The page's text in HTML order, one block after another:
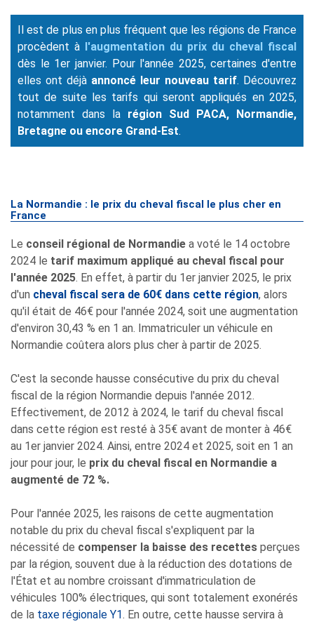
Il est de plus en plus fréquent que les régions de France
procèdent à
l'augmentation du prix du cheval fiscal
dès le 1er janvier. Pour l'année 2025, certaines d'entre
elles ont déjà annoncé leur nouveau tarif. Découvrez
tout de suite les tarifs qui seront appliqués en 2025,
notamment dans la région Sud PACA, Normandie,
Bretagne ou encore Grand-Est.
La Normandie : le prix du cheval fiscal le plus cher en
France
Le conseil régional de Normandie a voté le 14 octobre
2024 le tarif maximum appliqué au cheval fiscal pour
l'année 2025. En effet, à partir du 1er janvier 2025, le prix
d'un cheval fiscal sera de 60€ dans cette région, alors
qu'il était de 46€ pour l'année 2024, soit une augmentation
d'environ 30,43 % en 1 an. Immatriculer un véhicule en
Normandie coûtera alors plus cher à partir de 2025.
C'est la seconde hausse consécutive du prix du cheval
fiscal de la région Normandie depuis l'année 2012.
Effectivement, de 2012 à 2024, le tarif du cheval fiscal
dans cette région est resté à 35€ avant de monter à 46€
au 1er janvier 2024. Ainsi, entre 2024 et 2025, soit en 1 an
jour pour jour, le prix du cheval fiscal en Normandie a
augmenté de 72 %.
Pour l'année 2025, les raisons de cette augmentation
notable du prix du cheval fiscal s'expliquent par la
nécessité de compenser la baisse des recettes perçues
par la région, souvent due à la réduction des dotations de
l'État et au nombre croissant d'immatriculation de
véhicules 100% électriques, qui sont totalement exonérés
de la taxe régionale Y1. En outre, cette hausse servira à